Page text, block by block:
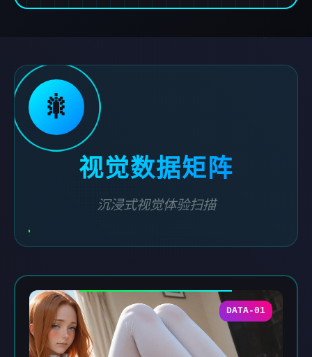
🎇
视觉数据矩阵
沉浸式视觉体验扫描
DATA-01